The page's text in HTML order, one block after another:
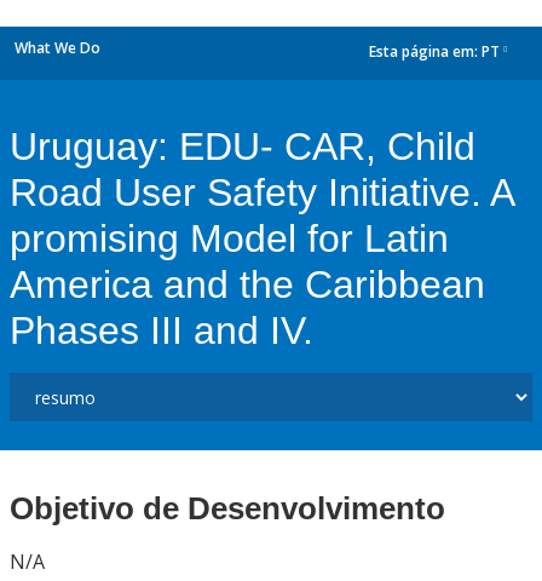
What We Do Esta página em: PT
Uruguay: EDU- CAR, Child
Road User Safety Initiative. A
promising Model for Latin
America and the Caribbean
Phases III and IV.
Objetivo de Desenvolvimento
N/A